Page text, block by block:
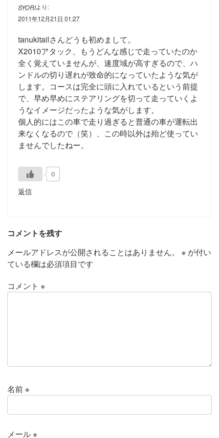
SYORIより:
2011年12月21日 01:27
tanukitailさんどうも初めまして。
X2010アタック、もうどんな感じで走っていたのか
全く覚えていませんが、速度域が高すぎるので、ハ
ンドルの切り遅れが致命的になっていたような気が
します。コースは完全に頭に入れているという前提
で、早め早めにステアリングを切って走っていくよ
うなイメージだったような気がします。
個人的にはこの車で走り過ぎると普通の車が運転出
来なくなるので（笑）、この時以外は殆ど使ってい
ませんでしたねー。
0
返信
コメントを残す
メールアドレスが公開されることはありません。
※ が付い
ている欄は必須項目です
コメント ※
名前※
メール※